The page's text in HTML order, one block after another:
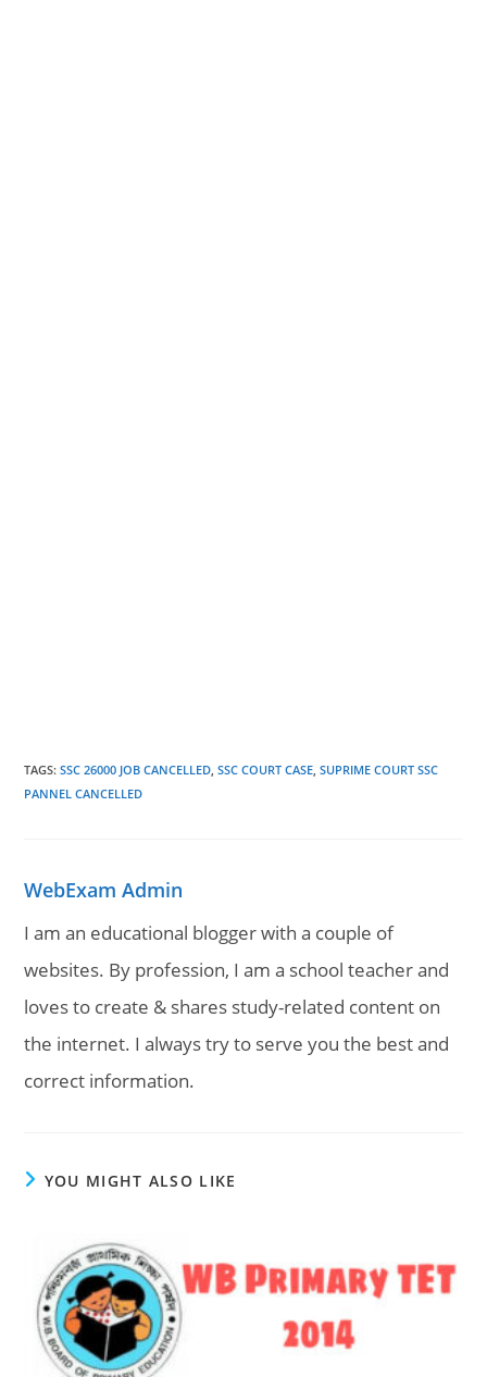
TAGS:SSC 26000 JOB CANCELLED, SSC COURT CASE, SUPRIME COURT SSC
PANNEL CANCELLED
WebExam Admin
I am an educational blogger with a couple of
websites. By profession, I am a school teacher and
loves to create & shares study-related content on
the internet. I always try to serve you the best and
correct information.
YOU MIGHT ALSO LIKE